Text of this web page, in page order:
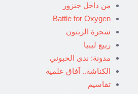
من داخل جنزور
Battle for Oxygen
شجرة الزيتون
ربيع ليبيا
مدونة: ندى الحبوني
الكناشة.. آفاق علمية
تقاسيم